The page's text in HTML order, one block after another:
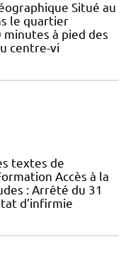
Situé au
le quartier
minutes à pied des
centre-vi
textes de
Accès à la
: Arrêté du 31
d’infirmie